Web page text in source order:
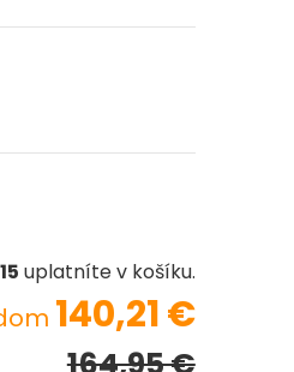
uplatníte v košíku.
140,21€